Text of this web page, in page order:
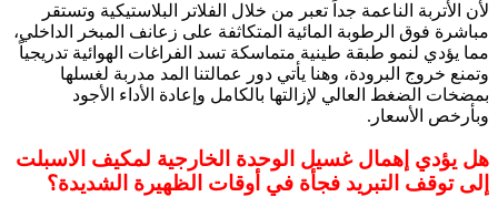
لأن الأتربة الناعمة جداً تعبر من خلال الفلاتر البلاستيكية وتستقر
مباشرة فوق الرطوبة المائية المتكاثفة على زعانف المبخر الداخلي،
مما يؤدي لنمو طبقة طينية متماسكة تسد الفراغات الهوائية تدريجياً
وتمنع خروج البرودة، وهنا يأتي دور عمالتنا المد مدربة لغسلها
بمضخات الضغط العالي لإزالتها بالكامل وإعادة الأداء الأجود
وبأرخص الأسعار.
هل يؤدي إهمال غسيل الوحدة الخارجية لمكيف الاسبلت
إلى توقف التبريد فجأة في أوقات الظهيرة الشديدة؟